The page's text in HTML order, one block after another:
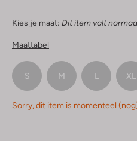
Kies je maat: Dit item valt
Maattabel
S M L XL
Sorry, dit item is momenteel